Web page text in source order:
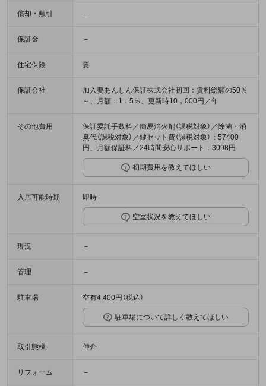
償却・敷引 －
保証金 －
住宅保険 要
保証会社
加入要あんしん保証株式会社初回：賃料総額の50％
～、月額：1．5％、更新時10，000円／年
その他費用
保証委託手数料／簡易消火剤（課税対象）／除菌・消
臭代（課税対象）／鍵セット費（課税対象）：57400
円、月額保証料／24時間安心サポート：3098円
初期費用を教えてほしい
入居可能時期 即時
空室状況を教えてほしい
現況 －
管理 －
駐車場 空有4,400円（税込）
駐車場について詳しく教えてほしい
取引態様 仲介
リフォーム －